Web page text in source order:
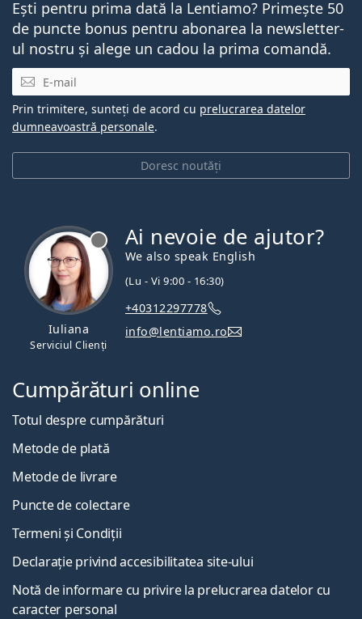
Ești pentru prima dată la Lentiamo? Primește 50
de puncte bonus pentru abonarea la newsletter-
ul nostru și alege un cadou la prima comandă.
E-mail
Doresc noutăți
Prin trimitere, sunteți de acord cu prelucrarea datelor
dumneavoastră personale.
Iuliana
Serviciul Clienți
Ai nevoie de ajutor?
We also speak English
(Lu - Vi 9:00 - 16:30)
+40312297778
info@lentiamo.ro
Cumpărături online
Totul despre cumpărături
Metode de plată
Metode de livrare
Puncte de colectare
Termeni și Condiții
Declarație privind accesibilitatea site-ului
Notă de informare cu privire la prelucrarea datelor cu
caracter personal